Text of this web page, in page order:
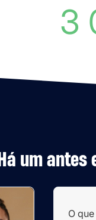
3
Há um antes
O